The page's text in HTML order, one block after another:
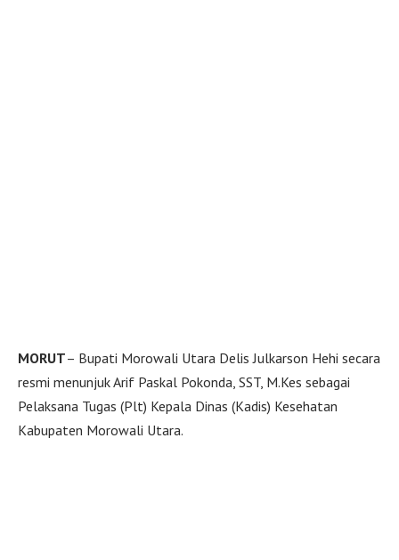
MORUT– Bupati Morowali Utara Delis Julkarson Hehi secara
resmi menunjuk Arif Paskal Pokonda, SST, M.Kes sebagai
Pelaksana Tugas (Plt) Kepala Dinas (Kadis) Kesehatan
Kabupaten Morowali Utara.